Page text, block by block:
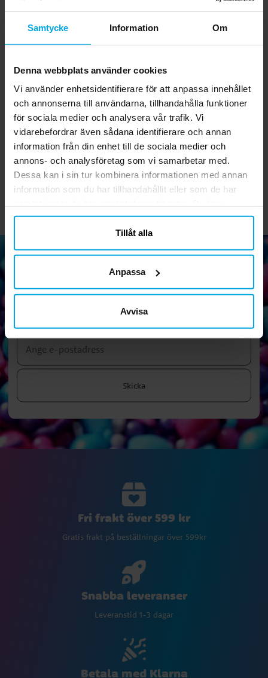
Samtycke Information Om
Denna webbplats använder cookies
Vi använder enhetsidentifierare för att anpassa innehållet
och annonserna till användarna, tillhandahålla funktioner
för sociala medier och analysera vår trafik. Vi
vidarebefordrar även sådana identifierare och annan
information från din enhet till de sociala medier och
annons- och analysföretag som vi samarbetar med.
Dessa kan i sin tur kombinera informationen med annan
information som du har tillhandahållit eller som de har
närsomhelst ändra ditt samtycke.
Tillåt alla
Anpassa
Avvisa
Kalaspåsar i papper -
Gula 12-pack
Pris :35,00 kr
35,00 kr
Minions Ballonger 6-
pack
Pris:49,00 kr
49,00 kr
Nyhetsbrev!
Prenumerera på vårt nyhetsbrev och ta del av roliga tips,
Skicka
Fri frakt över 599 kr
Gratis frakt på beställningar över 599kr
Snabba leveranser
Leveranstid 1-3 dagar
Betala med Klarna